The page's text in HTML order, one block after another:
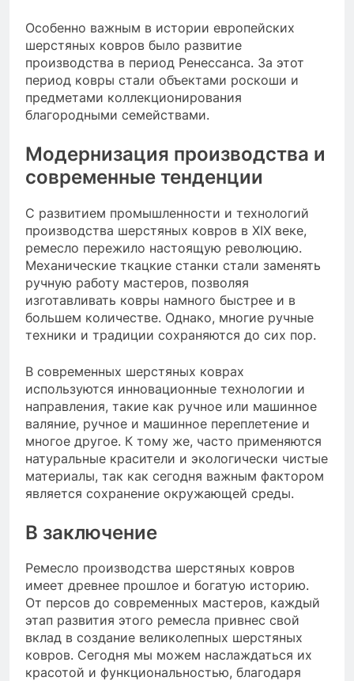
Особенно важным в истории европейских
шерстяных ковров было развитие
производства в период Ренессанса. За этот
период ковры стали объектами роскоши и
предметами коллекционирования
благородными семействами.
Модернизация производства и
современные тенденции
С развитием промышленности и технологий
производства шерстяных ковров в XIX веке,
ремесло пережило настоящую революцию.
Механические ткацкие станки стали заменять
ручную работу мастеров, позволяя
изготавливать ковры намного быстрее и в
большем количестве. Однако, многие ручные
техники и традиции сохраняются до сих пор.
В современных шерстяных коврах
используются инновационные технологии и
направления, такие как ручное или машинное
валяние, ручное и машинное переплетение и
многое другое. К тому же, часто применяются
натуральные красители и экологически чистые
материалы, так как сегодня важным фактором
является сохранение окружающей среды.
В заключение
Ремесло производства шерстяных ковров
имеет древнее прошлое и богатую историю.
От персов до современных мастеров, каждый
этап развития этого ремесла привнес свой
вклад в создание великолепных шерстяных
ковров. Сегодня мы можем наслаждаться их
красотой и функциональностью, благодаря